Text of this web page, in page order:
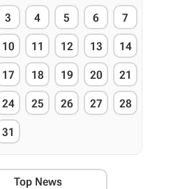
3 4 5 6 7
10 11 12 13 14
17 18 19 20 21
24 25 26 27 28
31
Top News